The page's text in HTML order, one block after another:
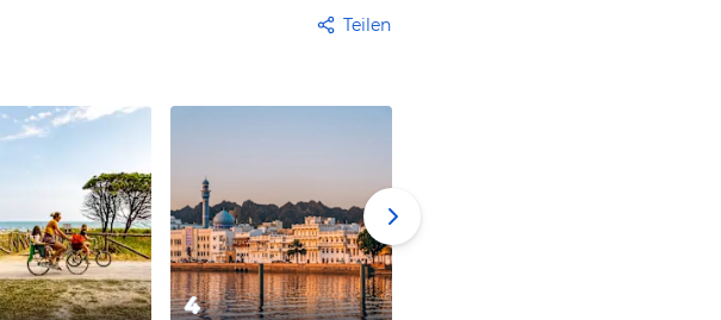
Teilen
4